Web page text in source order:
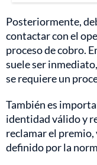
Posteriormente,
contactar con el
proceso de cobro.
suele ser
se requiere un
También es
identidad válido y
reclamar el
definido por la